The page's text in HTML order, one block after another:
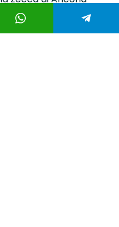
, custodito all’interno di